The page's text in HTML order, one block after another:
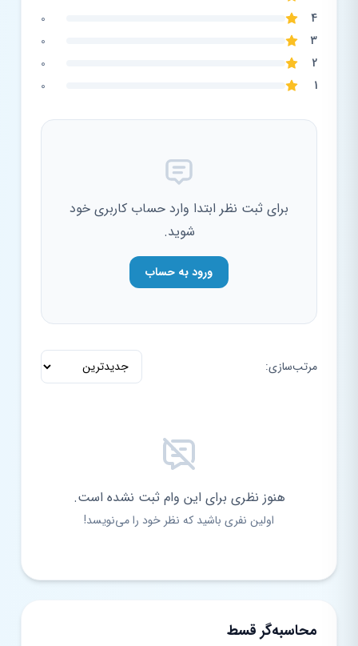
4
0
3
0
2
0
1
0
برای ثبت نظر ابتدا وارد حساب کاربری خود
شوید.
ورود به حساب
مرتب‌سازی:
هنوز نظری برای این وام ثبت نشده است.
اولین نفری باشید که نظر خود را می‌نویسد!
محاسبه‌گر قسط